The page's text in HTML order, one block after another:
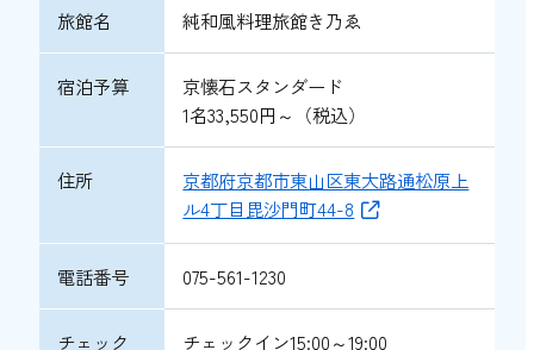
旅館名 純和風料理旅館き乃ゑ
宿泊予算
京懐石スタンダード
1名33,550円～（税込）
住所
京都府京都市東山区東大路通松原上
ル4丁目毘沙門町44-8
電話番号 075-561-1230
チェック チェックイン15:00～19:00